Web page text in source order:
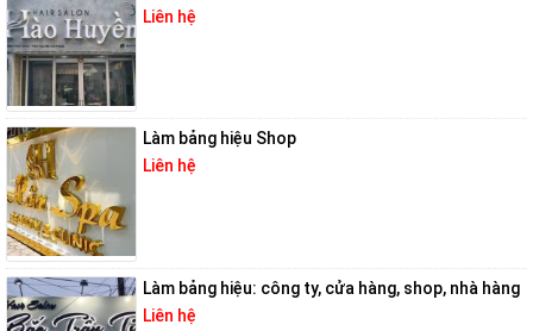
Liên hệ
Làm bảng hiệu Shop
Liên hệ
Làm bảng hiệu: công ty, cửa hàng, shop, nhà hàng
Liên hệ